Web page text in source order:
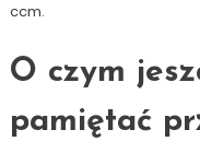
ccm.
O czym
pamiętać